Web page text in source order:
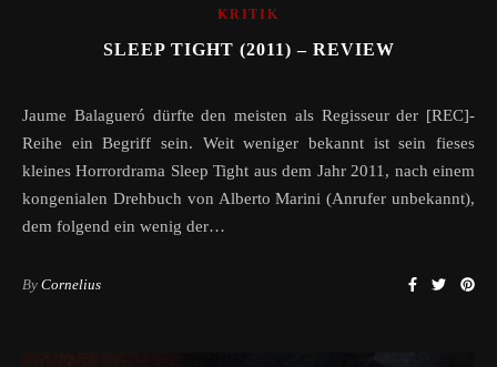
KRITIK
SLEEP TIGHT (2011) – REVIEW
Jaume Balagueró dürfte den meisten als Regisseur der [REC]-
Reihe ein Begriff sein. Weit weniger bekannt ist sein fieses
kleines Horrordrama Sleep Tight aus dem Jahr 2011, nach einem
kongenialen Drehbuch von Alberto Marini (Anrufer unbekannt),
dem folgend ein wenig der…
By Cornelius